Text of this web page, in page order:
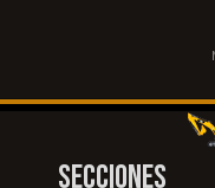
SECCIONES